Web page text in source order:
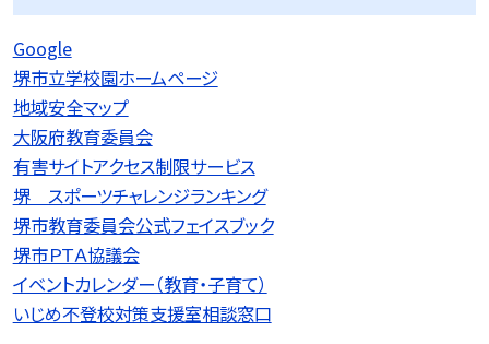
Google
堺市立学校園ホームページ
地域安全マップ
大阪府教育委員会
有害サイトアクセス制限サービス
堺 スポーツチャレンジランキング
堺市教育委員会公式フェイスブック
堺市ＰＴＡ協議会
イベントカレンダー（教育・子育て）
いじめ不登校対策支援室相談窓口